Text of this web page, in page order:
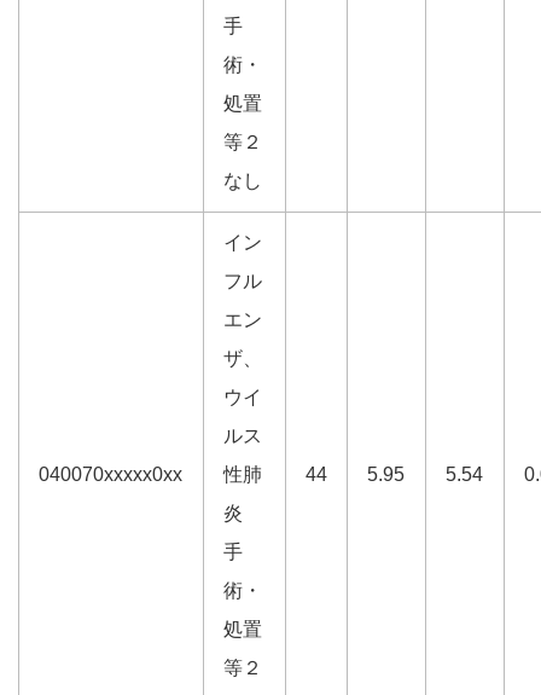
手
術・
処置
等２
なし
040070xxxxx0xx
イン
フル
エン
ザ、
ウイ
ルス
性肺
炎
手
術・
処置
等２
44 5.95 5.54